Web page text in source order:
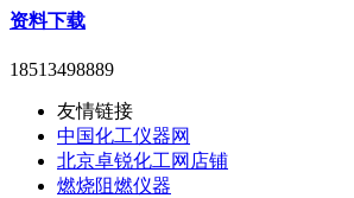
资料下载
18513498889
友情链接
中国化工仪器网
北京卓锐化工网店铺
燃烧阻燃仪器